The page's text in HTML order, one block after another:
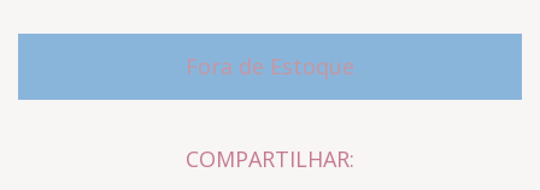
COMPARTILHAR: